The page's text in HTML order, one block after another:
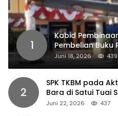
1
Kabid
Pembelian Buku
Dipaksakan
Juni 18, 2026 439
2
SPK TKBM pada
Bara di Satui Tuai
Juni 22, 2026 437